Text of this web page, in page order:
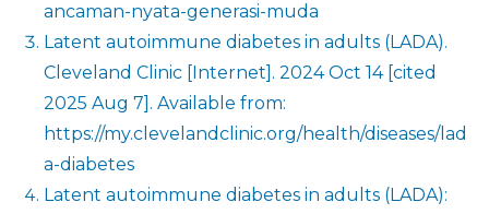
ancaman-nyata-generasi-muda
Latent autoimmune diabetes in adults (LADA).
Cleveland Clinic [Internet]. 2024 Oct 14 [cited
2025 Aug 7]. Available from:
https://my.clevelandclinic.org/health/diseases/lad
a-diabetes
Latent autoimmune diabetes in adults (LADA):